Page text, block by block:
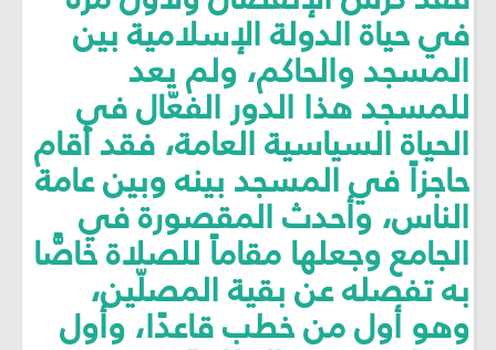
في حياة الدولة الإسلامية بين
المسجد والحاكم، ولم يعد
للمسجد هذا الدور الفعّال في
الحياة السياسية العامة، فقد أقام
حاجزاً في المسجد بينه وبين عامة
الناس، وأحدث المقصورة في
الجامع وجعلها مقاماً للصلاة خاصًّا
به تفصله عن بقية المصلّين،
وهو أول من خطب قاعدًا، وأول